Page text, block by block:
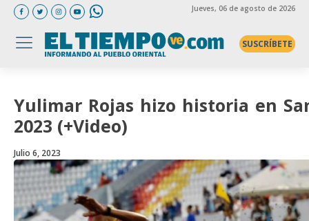
Jueves, 06 de agosto de 2026
SUSCRÍBETE
Yulimar Rojas hizo historia en
2023 (+Video)
Julio 6, 2023